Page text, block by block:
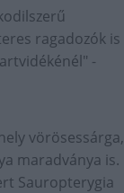
ragadozók is
-
vörösessárga,
maradványa is.
Sauropterygia